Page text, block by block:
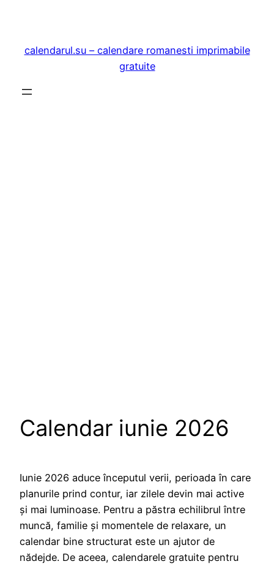
conținut
calendarul.su – calendare romanesti imprimabile
gratuite
Calendar iunie 2026
Iunie 2026 aduce începutul verii, perioada în care
planurile prind contur, iar zilele devin mai active
și mai luminoase. Pentru a păstra echilibrul între
muncă, familie și momentele de relaxare, un
calendar bine structurat este un ajutor de
nădejde. De aceea, calendarele gratuite pentru